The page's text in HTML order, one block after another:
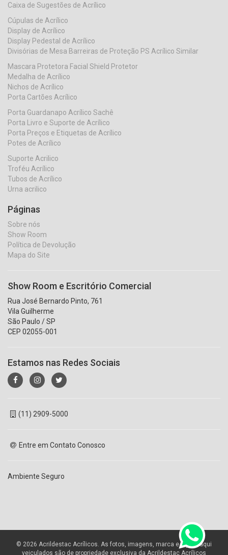
Caixa de Sugestões de Acrílico
Cúpulas de Acrílico
Display de Acrílico
Display Pedestal de Acrílico
Divisórias de Mesa Barreiras de Proteção PS Acrílico Similar
Mascara Protetora Facial Shield Protetor
Medalha de Acrílico
Nichos de Acrílico
Porta Cartões Acrílico
Porta Guardanapo Acrílico Sachê
Porta Livro e Suporte de Acrílico
Porta Preços e Etiquetas de Acrílico
Potes de Acrílico
Suporte Acrilico
Troféu Acrílico
Tubos de Acrílico
Urna acrilico
Páginas
Sobre nós
Show Room
Política de Devolução
Mapa do Site
Show Room e Escritório Comercial
Rua José Bernardo Pinto, 761
Vila Guilherme
São Paulo / SP
CEP 02055-001
Estamos nas Redes Sociais
(11) 2909-5000
Entre em Contato Conosco
Ambiente Seguro
© 2026 Acrildestac Acrílicos. As fotos, imagens, marca e layout aqui
veiculados são de propriedade exclusiva da Acrildestac Acrílicos